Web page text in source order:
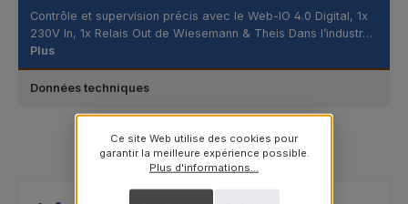
Contrôle et supervision précis avec le Web-IO 4.0 Digital, 1x
230V In, 1x Relais Out de Wiesemann & Theis Dans l’industr…
Plus
Données techniques
Ce site Web utilise des cookies pour
garantir la meilleure expérience possible.
Plus d'informations...